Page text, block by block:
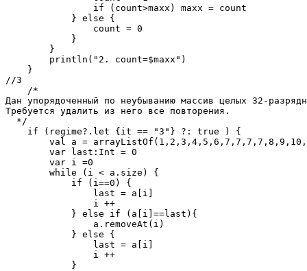
                if (count>maxx) maxx = count
            } else {
                count = 0
            }
        }
        println("2. count=$maxx")
    }
//3
    /*
Дан упорядоченный по неубыванию массив целых 32-
Требуется удалить из него все повторения.
  */
    if (regime?.let {it == "3"} ?: true ) {
val a =
        var last:Int = 0
        var i =0
        while (i < a.size) {
            if (i==0) {
                last = a[i]
                i ++
            } else if (a[i]==last){
                a.removeAt(i)
            } else {
                last = a[i]
                i ++
            }